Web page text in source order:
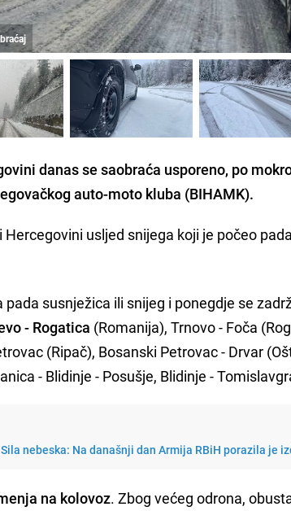
danas se saobraća usporeno, po
auto-moto kluba (BIHAMK).
Hercegovini usljed snijega koji je počeo
susnježica ili snijeg i ponegdje se
- Rogatica (Romanija), Trnovo - Foča
(Ripač), Bosanski Petrovac - Drvar
- Blidinje - Posušje, Blidinje -
nebeska: Na današnji dan Armija RBiH porazila je
na kolovoz. Zbog većeg odrona,